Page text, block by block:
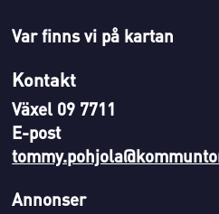
Var finns vi på kartan
Kontakt
Växel 09 7711
E-post
Annonser